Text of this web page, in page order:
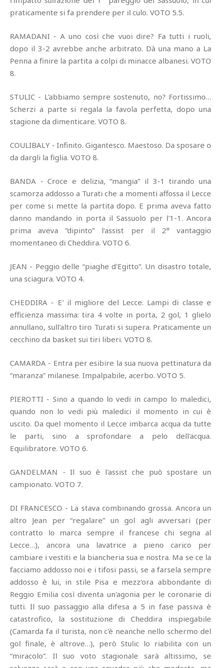
praticamente si fa prendere per il culo. VOTO 5.5.
RAMADANI - A uno così che vuoi dire? Fa tutti i ruoli,
dopo il 3-2 avrebbe anche arbitrato. Dà una mano a La
Penna a finire la partita a colpi di minacce albanesi. VOTO
8.
STULIC - L'abbiamo sempre sostenuto, no? Fortissimo…
Scherzi a parte si regala la favola perfetta, dopo una
stagione da dimenticare. VOTO 8.
COULIBALY - Infinito. Gigantesco. Maestoso. Da sposare o
da dargli la figlia. VOTO 8.
BANDA - Croce e delizia, “mangia” il 3-1 tirando una
scamorza addosso a Turati che a momenti affossa il Lecce
per come si mette la partita dopo. E prima aveva fatto
danno mandando in porta il Sassuolo per l'1-1. Ancora
prima aveva “dipinto” l'assist per il 2° vantaggio
momentaneo di Cheddira. VOTO 6.
JEAN - Peggio delle “piaghe d'Egitto”. Un disastro totale,
una sciagura. VOTO 4.
CHEDDIRA - E' il migliore del Lecce. Lampi di classe e
efficienza massima: tira 4 volte in porta, 2 gol, 1 glielo
annullano, sull'altro tiro Turati si supera. Praticamente un
cecchino da basket sui tiri liberi. VOTO 8.
CAMARDA - Entra per esibire la sua nuova pettinatura da
“maranza” milanese. Impalpabile, acerbo. VOTO 5.
PIEROTTI - Sino a quando lo vedi in campo lo maledici,
quando non lo vedi più maledici il momento in cui è
uscito. Da quel momento il Lecce imbarca acqua da tutte
le parti, sino a sprofondare a pelo dell'acqua.
Equilibratore. VOTO 6.
GANDELMAN - Il suo è l'assist che può spostare un
campionato. VOTO 7.
DI FRANCESCO - La stava combinando grossa. Ancora un
altro Jean per “regalare” un gol agli avversari (per
contratto lo marca sempre il francese chi segna al
Lecce…), ancora una lavatrice a pieno carico per
cambiare i vestiti e la biancheria sua e nostra. Ma se ce la
facciamo addosso noi e i tifosi passi, se a farsela sempre
addosso è lui, in stile Pisa e mezz'ora abbondante di
Reggio Emilia così diventa un'agonia per le coronarie di
tutti. Il suo passaggio alla difesa a 5 in fase passiva è
catastrofico, la sostituzione di Cheddira inspiegabile
(Camarda fa il turista, non c'è neanche nello schermo del
gol finale, è altrove…), però Stulic lo riabilita con un
“miracolo”. Il suo voto stagionale sarà altissimo, se